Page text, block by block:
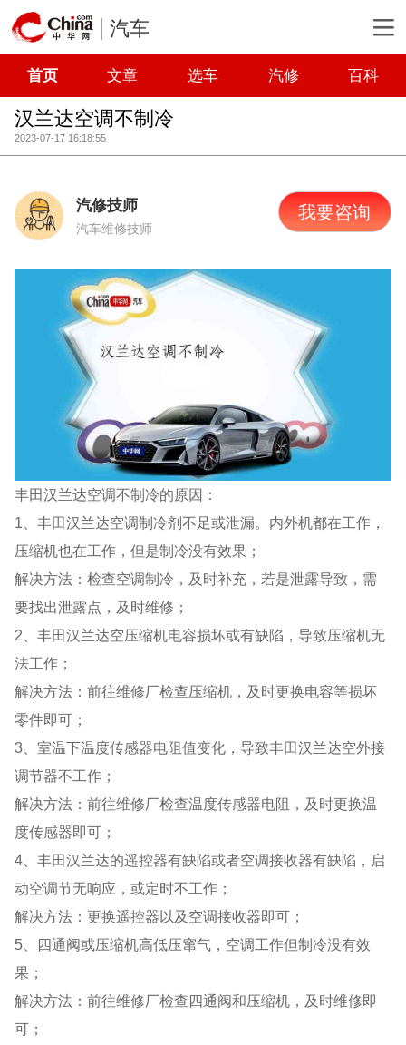
汽车
首页 文章 选车 汽修 百科
汉兰达空调不制冷
2023-07-17 16:18:55
汽修技师
汽车维修技师
我要咨询
丰田汉兰达空调不制冷的原因：
1、丰田汉兰达空调制冷剂不足或泄漏。内外机都在工作，
压缩机也在工作，但是制冷没有效果；
解决方法：检查空调制冷，及时补充，若是泄露导致，需
要找出泄露点，及时维修；
2、丰田汉兰达空压缩机电容损坏或有缺陷，导致压缩机无
法工作；
解决方法：前往维修厂检查压缩机，及时更换电容等损坏
零件即可；
3、室温下温度传感器电阻值变化，导致丰田汉兰达空外接
调节器不工作；
解决方法：前往维修厂检查温度传感器电阻，及时更换温
度传感器即可；
4、丰田汉兰达的遥控器有缺陷或者空调接收器有缺陷，启
动空调节无响应，或定时不工作；
解决方法：更换遥控器以及空调接收器即可；
5、四通阀或压缩机高低压窜气，空调工作但制冷没有效
果；
解决方法：前往维修厂检查四通阀和压缩机，及时维修即
可；